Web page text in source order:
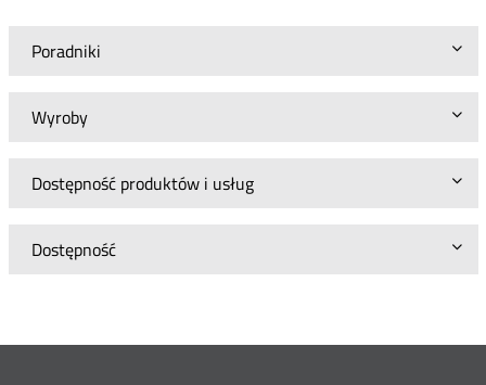
Poradniki
Wyroby
Dostępność produktów i usług
Dostępność